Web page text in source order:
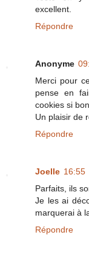
excellent.
Répondre
Anonyme
Merci pour
pense en
cookies si
Un plaisir de
Répondre
Joelle 16:55
Parfaits, ils
Je les ai
marquerai à
Répondre